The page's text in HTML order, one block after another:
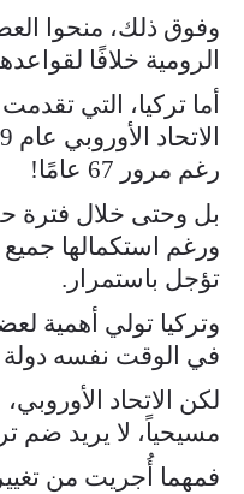
وفوق ذلك، منحوا
الرومية خلافًا
أما تركيا، التي
رغم مرور 67 عامًا!
بل وحتى خلال فترة
ورغم استكمالها
تؤجل باستمرار.
وتركيا تولي أهمية
في الوقت نفسه دولة
لكن الاتحاد
مسيحياً، لا يريد ضم
فمهما أُجريت من